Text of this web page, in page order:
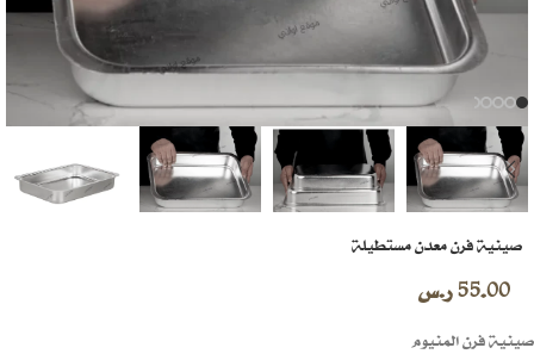
صينية فرن معدن مستطيلة
55.00ر.س
صينية فرن المنيوم